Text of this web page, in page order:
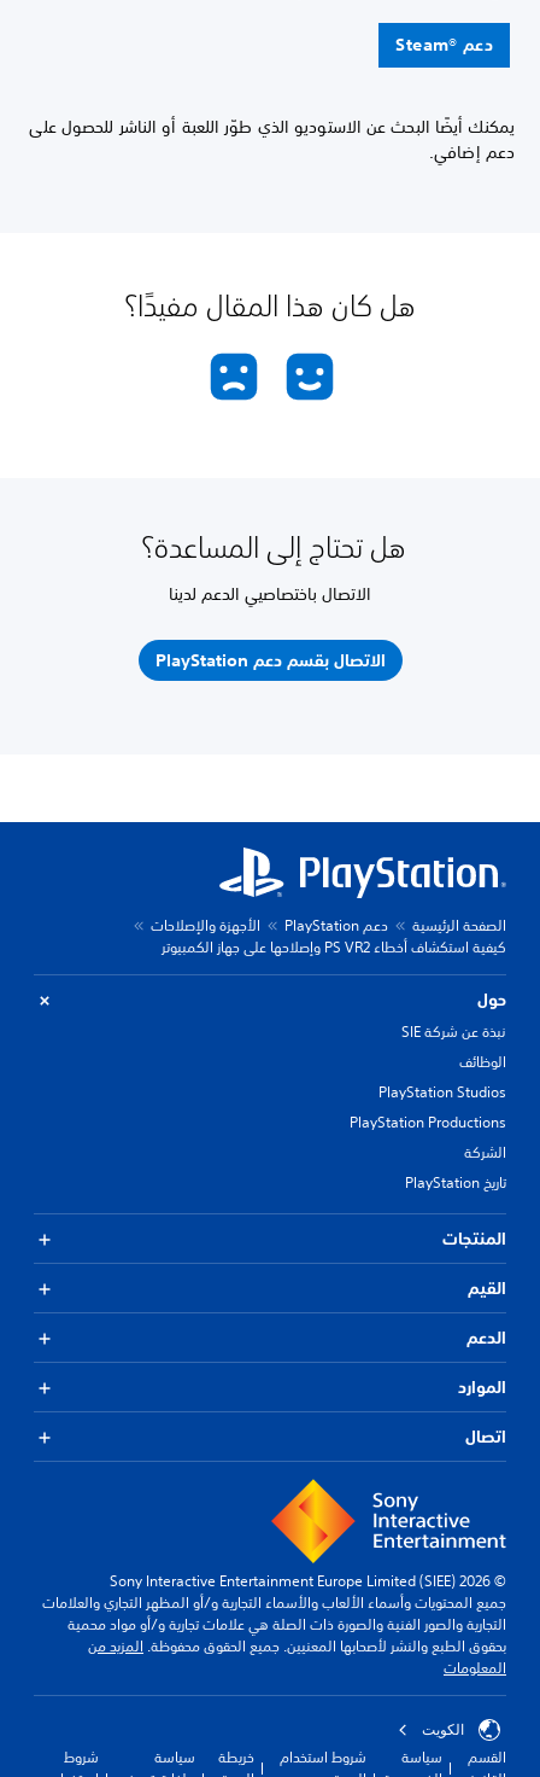
دعم Steam®‎
يمكنك أيضًا البحث عن الاستوديو الذي طوّر اللعبة أو الناشر للحصول على
دعم إضافي.
هل كان هذا المقال مفيدًا؟
هل تحتاج إلى المساعدة؟
الاتصال باختصاصيي الدعم لدينا
الاتصال بقسم دعم PlayStation
الصفحة الرئيسية دعم PlayStation
الأجهزة والإصلاحات
كيفية استكشاف أخطاء PS VR2 وإصلاحها على جهاز الكمبيوتر
حول
نبذة عن شركة SIE
الوظائف
PlayStation Studios
PlayStation Productions
الشركة
تاريخ PlayStation
المنتجات
القيم
الدعم
الموارد
اتصال
© 2026 Sony Interactive Entertainment Europe Limited (SIEE)
جميع المحتويات وأسماء الألعاب والأسماء التجارية و/أو المظهر التجاري والعلامات
التجارية والصور الفنية والصورة ذات الصلة هي علامات تجارية و/أو مواد محمية
بحقوق الطبع والنشر لأصحابها المعنيين. جميع الحقوق محفوظة.المزيد من
المعلومات
الكويت‎
القسم
سياسة
شروط استخدام
خريطة
سياسة
شروط